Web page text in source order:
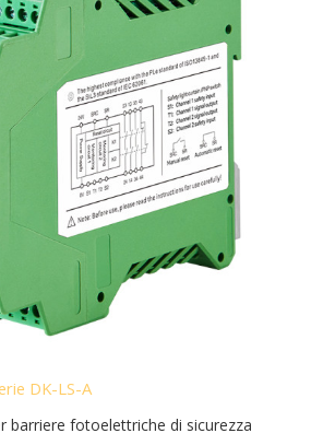
DK-LS-A
barriere fotoelettriche di sicurezza